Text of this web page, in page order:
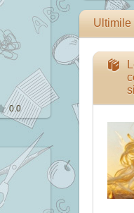
0.0
Ultimile